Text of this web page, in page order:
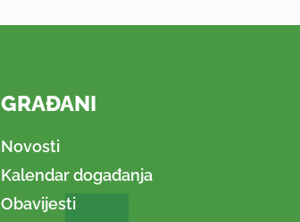
GRAĐANI
Novosti
Kalendar događanja
Obavijesti